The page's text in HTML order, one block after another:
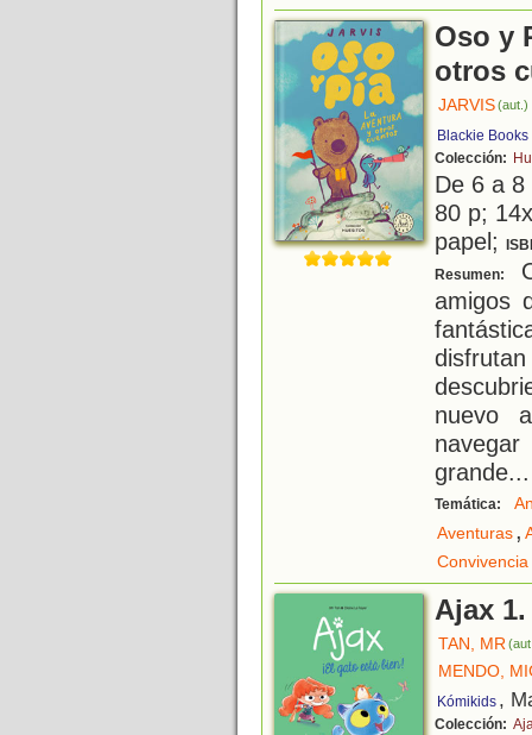
Oso y
otros
JARVIS(aut.)
Blackie Books
Colección:
De 6 a
80 p;
papel;
Resumen:
amigos
nuevo
Temática:
Aventuras,
Convivencia
Ajax
TAN, MR
MENDO,
Kómikids ,
Colección: